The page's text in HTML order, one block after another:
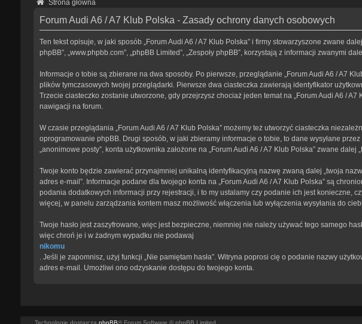
Strona główna
Forum Audi A6 / A7 Klub Polska - Zasady ochrony danych osobowych
Ten tekst opisuje, w jaki sposób „Forum Audi A6 / A7 Klub Polska” i firmy stowarzyszone zwane
phpBB”, „www.phpbb.com”, „phpBB Limited”, „Zespoły phpBB”, korzystają z informacji zwanymi
Informacje o tobie są zbierane na dwa sposoby. Po pierwsze, przeglądanie „Forum Audi A6 / A7
plików tymczasowych twojej przeglądarki. Pierwsze dwa ciasteczka zawierają identyfikator
Trzecie ciasteczko zostanie utworzone, gdy przejrzysz chociaż jeden temat na „Forum Audi A6 /
nawigacji na forum.
W czasie przeglądania „Forum Audi A6 / A7 Klub Polska” możemy też utworzyć ciasteczka
oprogramowanie phpBB. Drugi sposób, w jaki zbieramy informacje o tobie, to dane wysyłane
„anonimowe posty”, konta użytkownika założone na „Forum Audi A6 / A7 Klub Polska” zwane
Twoje konto będzie zawierać przynajmniej unikalną identyfikacyjną nazwę zwaną dalej „twoja
adres e-mail”. Informacje podane dla twojego konta na „Forum Audi A6 / A7 Klub Polska” są
podania dodatkowych informacji przy rejestracji, i to my ustalamy czy podanie ich jest konieczne,
więcej, w panelu zarządzania kontem masz możliwość włączenia lub wyłączenia wysyłania do
Twoje hasło jest zaszyfrowane, więc jest bezpieczne, niemniej nie należy używać tego samego
więc chroń je i w żadnym wypadku nie podawaj
nikomu
. Jeśli je zapomnisz, użyj funkcji „Nie pamiętam hasła”. Witryna poprosi cię o podanie nazwy
adres e-mail. Umożliwi ono odzyskanie dostępu do twojego konta.